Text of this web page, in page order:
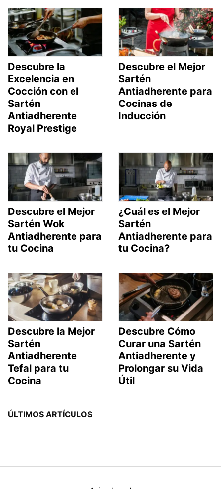
Descubre la
Excelencia en
Cocción con el
Sartén
Antiadherente
Royal Prestige
Descubre el Mejor
Sartén
Antiadherente para
Cocinas de
Inducción
Descubre el Mejor
Sartén Wok
Antiadherente para
tu Cocina
¿Cuál es el Mejor
Sartén
Antiadherente para
tu Cocina?
Descubre la Mejor
Sartén
Antiadherente
Tefal para tu
Cocina
Descubre Cómo
Curar una Sartén
Antiadherente y
Prolongar su Vida
Útil
ÚLTIMOS ARTÍCULOS